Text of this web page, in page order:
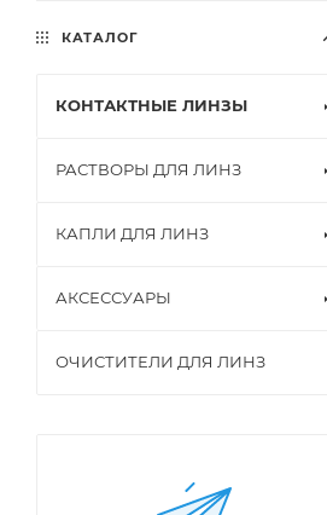
КАТАЛОГ
КОНТАКТНЫЕ ЛИНЗЫ
РАСТВОРЫ ДЛЯ ЛИНЗ
КАПЛИ ДЛЯ ЛИНЗ
АКСЕССУАРЫ
ОЧИСТИТЕЛИ ДЛЯ ЛИНЗ